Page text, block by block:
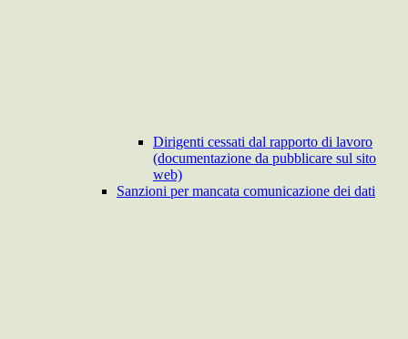
Dirigenti cessati dal rapporto di lavoro
(documentazione da pubblicare sul sito
web)
Sanzioni per mancata comunicazione dei dati